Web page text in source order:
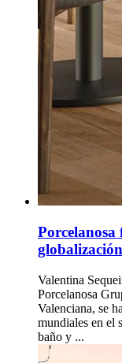
Porcelanosa
Valentina
Porcelanosa
Valenciana, se
mundiales en el
baño y ...